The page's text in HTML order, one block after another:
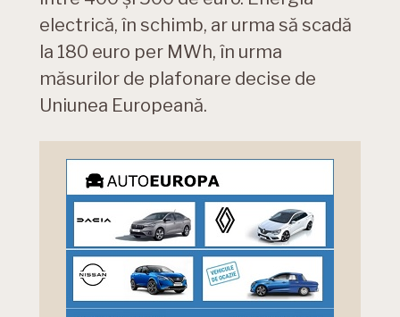
electrică, în schimb, ar urma să scadă
la 180 euro per MWh, în urma
măsurilor de plafonare decise de
Uniunea Europeană.